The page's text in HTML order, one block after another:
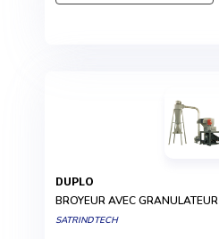
DUPLO
BROYEUR AVEC GRANULATEUR
SATRINDTECH